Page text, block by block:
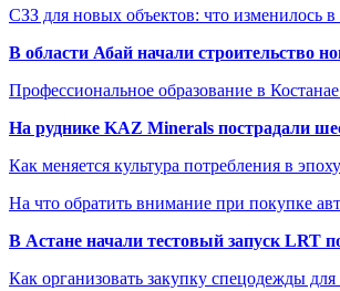
СЗЗ для новых объектов: что изменилось в
В области Абай начали строительство
Профессиональное образование в
На руднике KAZ Minerals пострадали
Как меняется культура потребления в
На что обратить внимание при покупке
В Астане начали тестовый запуск LRT
Как организовать закупку спецодежды